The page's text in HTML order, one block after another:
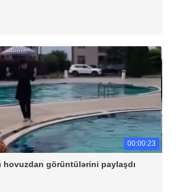
00:00:23
hovuzdan görüntülərini paylaşdı